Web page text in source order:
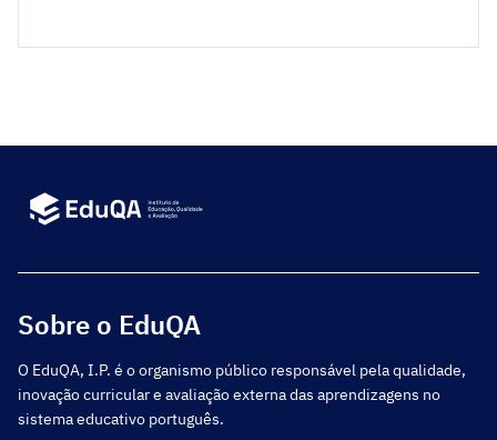
Escolas Multilingues Inclusivas, iniciativa realizada
Sobre o EduQA
O EduQA, I.P. é o organismo público responsável pela qualidade,
inovação curricular e avaliação externa das aprendizagens no
sistema educativo português.